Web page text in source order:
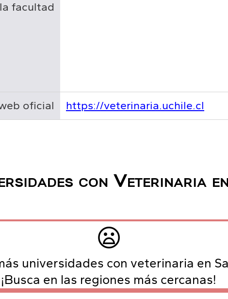
facultad
oficial https://veterinaria.uchile.cl
con Veterinaria
😦
universidades con veterinaria en
¡Busca en las regiones más cercanas!